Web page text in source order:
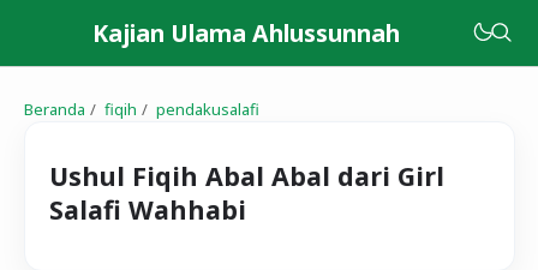
Kajian Ulama Ahlussunnah
Beranda fiqih pendakusalafi
Ushul Fiqih Abal Abal dari Girl
Salafi Wahhabi